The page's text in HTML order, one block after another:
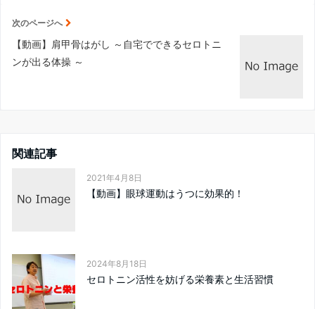
次のページへ
【動画】肩甲骨はがし ～自宅でできるセロトニ
ンが出る体操 ～
関連記事
2021年4月8日
【動画】眼球運動はうつに効果的！
2024年8月18日
セロトニン活性を妨げる栄養素と生活習慣